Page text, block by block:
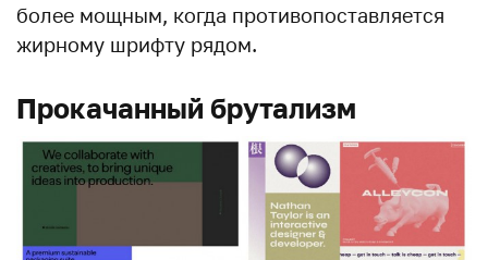
более мощным, когда противопоставляется
жирному шрифту рядом.
Прокачанный брутализм